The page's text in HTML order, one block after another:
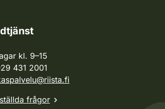
kl. 9–15
431 2001
frågor